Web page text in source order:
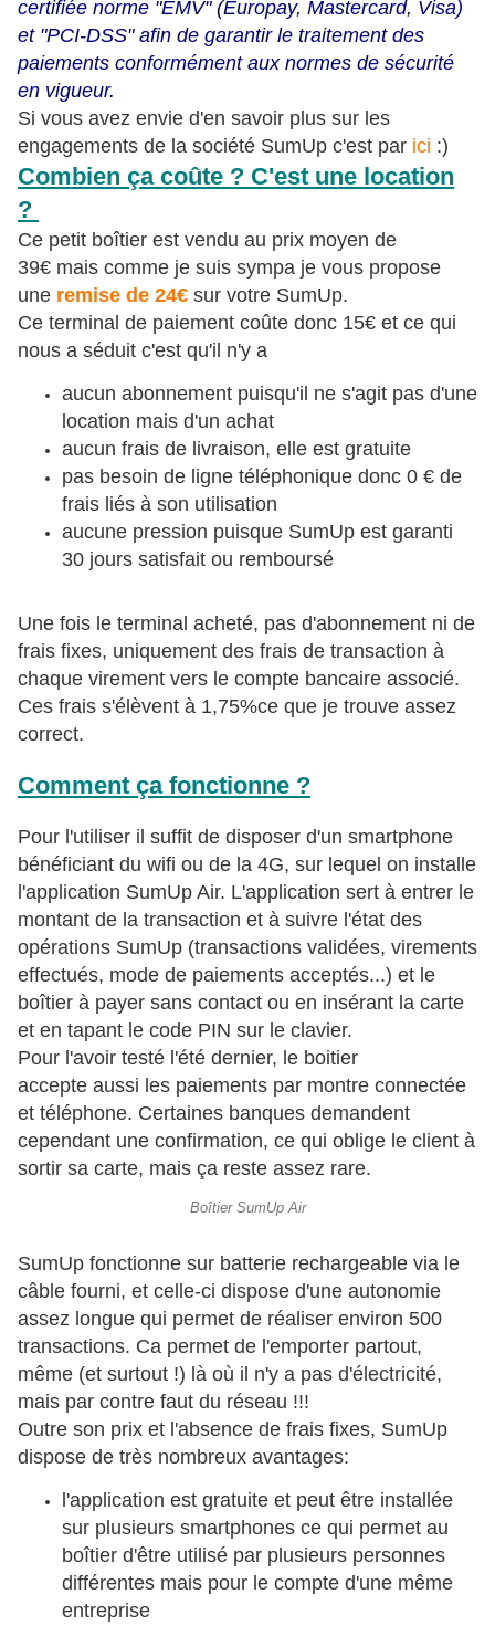
certifiée norme "EMV" (Europay, Mastercard, Visa)
et "PCI-DSS" afin de garantir le traitement des
paiements conformément aux normes de sécurité
en vigueur.
Si vous avez envie d'en savoir plus sur les
engagements de la société SumUp c'est par ici :)
Combien ça coûte ? C'est une location
?
Ce petit boîtier est vendu au prix moyen de
39€ mais comme je suis sympa je vous propose
une remise de 24€ sur votre SumUp.
Ce terminal de paiement coûte donc 15€ et ce qui
nous a séduit c'est qu'il n'y a
aucun abonnement puisqu'il ne s'agit pas d'une
location mais d'un achat
aucun frais de livraison, elle est gratuite
pas besoin de ligne téléphonique donc 0 € de
frais liés à son utilisation
aucune pression puisque SumUp est garanti
30 jours satisfait ou remboursé
Une fois le terminal acheté, pas d'abonnement ni de
frais fixes, uniquement des frais de transaction à
chaque virement vers le compte bancaire associé.
Ces frais s'élèvent à 1,75%ce que je trouve assez
correct.
Comment ça fonctionne ?
Pour l'utiliser il suffit de disposer d'un smartphone
bénéficiant du wifi ou de la 4G, sur lequel on installe
l'application SumUp Air. L'application sert à entrer le
montant de la transaction et à suivre l'état des
opérations SumUp (transactions validées, virements
effectués, mode de paiements acceptés...) et le
boîtier à payer sans contact ou en insérant la carte
et en tapant le code PIN sur le clavier.
Pour l'avoir testé l'été dernier, le boitier
accepte aussi les paiements par montre connectée
et téléphone. Certaines banques demandent
cependant une confirmation, ce qui oblige le client à
sortir sa carte, mais ça reste assez rare.
Boîtier SumUp Air
SumUp fonctionne sur batterie rechargeable via le
câble fourni, et celle-ci dispose d'une autonomie
assez longue qui permet de réaliser environ 500
transactions. Ca permet de l'emporter partout,
même (et surtout !) là où il n'y a pas d'électricité,
mais par contre faut du réseau !!!
Outre son prix et l'absence de frais fixes, SumUp
dispose de très nombreux avantages:
l'application est gratuite et peut être installée
sur plusieurs smartphones ce qui permet au
boîtier d'être utilisé par plusieurs personnes
différentes mais pour le compte d'une même
entreprise